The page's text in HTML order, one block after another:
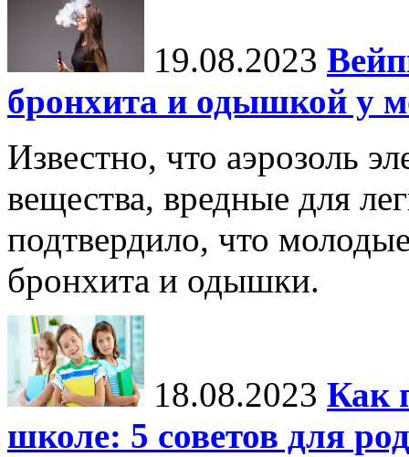
19.08.2023
бронхита и одышкой у
Известно, что аэрозоль
вещества, вредные для
подтвердило, что
бронхита и одышки.
18.08.2023 Как
школе: 5 советов для